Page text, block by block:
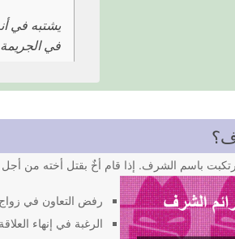
يشتبه في
في
باسم الشرف. إذا قام أخٌ بقتل أخته من أجل
رفض التعاون في
الرغبة في إنهاء